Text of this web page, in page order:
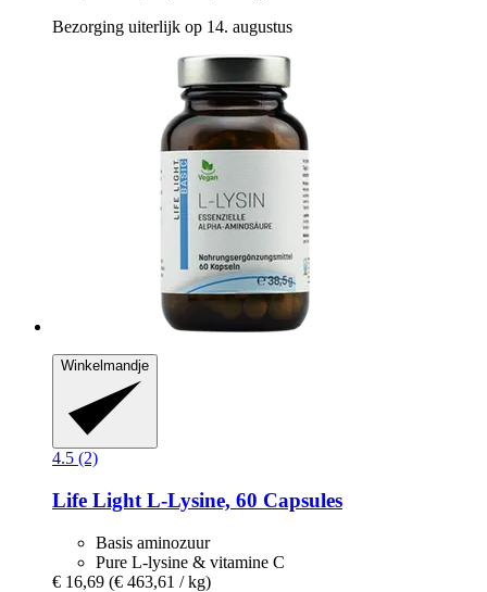
Bezorging uiterlijk op 14. augustus
Winkelmandje
4.5 (2)
Life Light L-​Lysine, 60 Capsules
Basis aminozuur
Pure L-lysine & vitamine C
€ 16,69 (€ 463,61 / kg)